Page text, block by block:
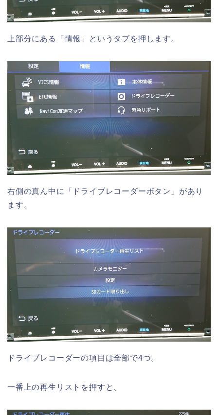
上部分にある「情報」というタブを押します。
右側の真ん中に「ドライブレコーダーボタン」があり
ます。
ドライブレコーダーの項目は全部で4つ。
一番上の再生リストを押すと、